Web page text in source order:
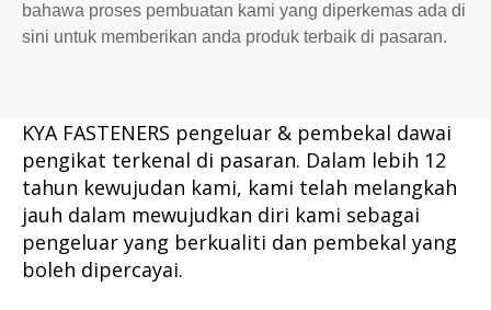
bahawa proses pembuatan kami yang diperkemas ada di
sini untuk memberikan anda produk terbaik di pasaran.
KYA FASTENERS pengeluar & pembekal dawai
pengikat terkenal di pasaran. Dalam lebih 12
tahun kewujudan kami, kami telah melangkah
jauh dalam mewujudkan diri kami sebagai
pengeluar yang berkualiti dan pembekal yang
boleh dipercayai.